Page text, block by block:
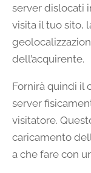
server dislocati
visita il tuo sito,
dell’acquirente.
Fornirà quindi il
server
visitatore.
caricamento
a che fare con